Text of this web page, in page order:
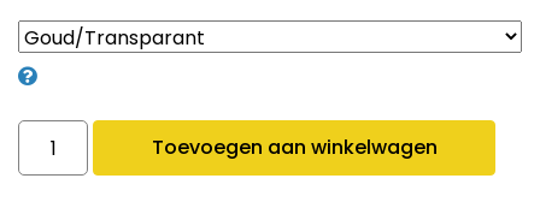
Amy de Luxe Xpess Chill SS30.02 quantity
Toevoegen aan winkelwagen